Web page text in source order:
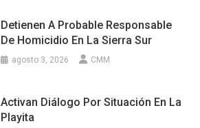
Detienen A Probable Responsable
De Homicidio En La Sierra Sur
agosto 3, 2026 CMM
Activan Diálogo Por Situación En La
Playita